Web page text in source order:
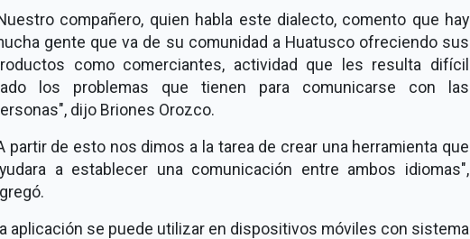
compañero, quien habla este dialecto, comento que hay
gente que va de su comunidad a Huatusco ofreciendo sus
como comerciantes, actividad que les resulta difícil
los problemas que tienen para comunicarse con las
dijo Briones Orozco.
partir de esto nos dimos a la tarea de crear una herramienta que
a establecer una comunicación entre ambos idiomas",
aplicación se puede utilizar en dispositivos móviles con sistema